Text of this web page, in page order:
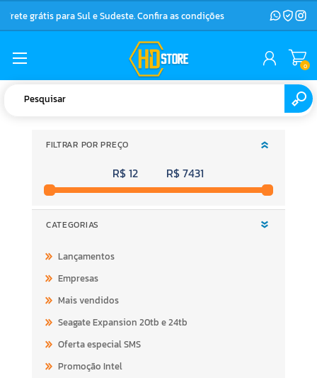
Frete grátis para Sul e Sudeste. Confira as condições
0
FILTRAR POR PREÇO
R$ 12 R$ 7431
CATEGORIAS
Lançamentos
Empresas
Mais vendidos
Seagate Expansion 20tb e 24tb
Oferta especial SMS
Promoção Intel